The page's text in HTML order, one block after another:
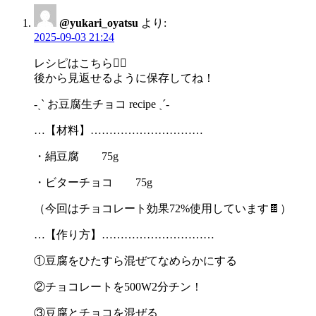
@yukari_oyatsu より:
2025-09-03 21:24
レシピはこちら💁‍♀️
後から見返せるように保存してね！
-ˏˋ お豆腐生チョコ recipe ˎˊ-
…【材料】…………………………
・絹豆腐 75g
・ビターチョコ 75g
（今回はチョコレート効果72%使用しています🍫）
…【作り方】…………………………
①豆腐をひたすら混ぜてなめらかにする
②チョコレートを500W2分チン！
③豆腐とチョコを混ぜる